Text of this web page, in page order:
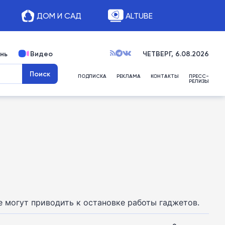
ДОМ И САД ALTUBE
Видео ЧЕТВЕРГ, 6.08.2026
ПОДПИСКА РЕКЛАМА КОНТАКТЫ ПРЕСС-
РЕЛИЗЫ
приводить к остановке работы гаджетов.